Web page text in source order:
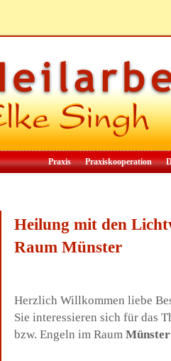
Praxis Praxiskooperation
Heilung mit den
Raum Münster
Herzlich Willkommen liebe
Sie interessieren sich für das
bzw. Engeln im Raum Münster